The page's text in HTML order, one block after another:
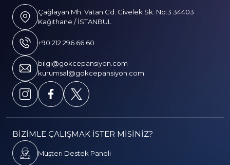
Çağlayan Mh. Vatan Cd. Civelek Sk. No:3 34403
Kağıthane / İSTANBUL
+90 212 296 66 60
bilgi@gokcepansiyon.com
kurumsal@gokcepansiyon.com
Müşteri Destek Paneli
BİZİMLE ÇALIŞMAK İSTER MİSİNİZ?